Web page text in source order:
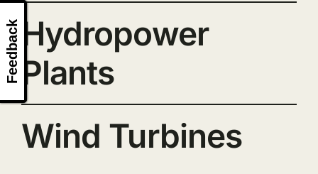
Hydropower
Plants
Wind Turbines
Feedback